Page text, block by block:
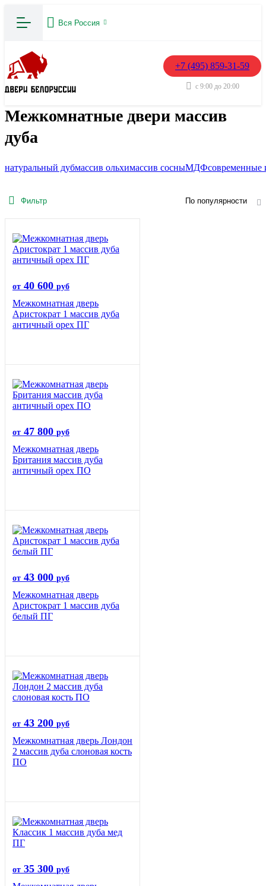
Вся Россия
+7 (495) 859-31-59
с 9:00 до 20:00
Межкомнатные двери массив
дуба
натуральный дубмассив ольхимассив сосныМДФсовременные
Фильтр По популярности
от 40 600 руб
Межкомнатная дверь
Аристократ 1 массив дуба
античный орех ПГ
от 47 800 руб
Межкомнатная дверь
Британия массив дуба
античный орех ПО
от 43 000 руб
Межкомнатная дверь
Аристократ 1 массив дуба
белый ПГ
от 43 200 руб
Межкомнатная дверь Лондон
2 массив дуба слоновая кость
ПО
от 35 300 руб